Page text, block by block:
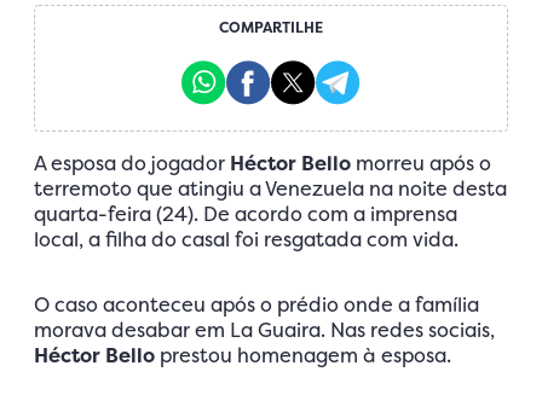
COMPARTILHE
A esposa do jogador Héctor Bello morreu após o
terremoto que atingiu a Venezuela na noite desta
quarta-feira (24). De acordo com a imprensa
local, a filha do casal foi resgatada com vida.
O caso aconteceu após o prédio onde a família
morava desabar em La Guaira. Nas redes sociais,
Héctor Bello prestou homenagem à esposa.